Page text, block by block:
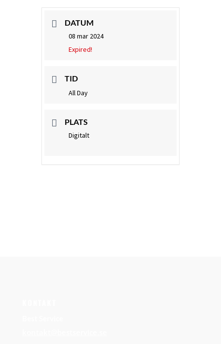
DATUM
08 mar 2024
Expired!
TID
All Day
PLATS
Digitalt